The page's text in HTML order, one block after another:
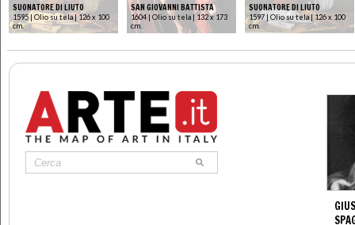
SUONATORE DI LIUTO
1595 | Olio su tela | 126 x 100
cm.
SAN GIOVANNI BATTISTA
1604 | Olio su tela | 132 x 173
cm.
SUONATORE DI LIUTO
1597 | Olio su tela | 126 x 100
cm.